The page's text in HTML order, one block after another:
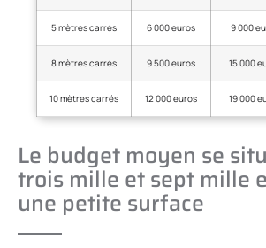
5 mètres carrés 6 000 euros 9 000
8 mètres carrés 9 500 euros 15 000
10 mètres carrés 12 000 euros 19 000
Le budget moyen se
trois mille et sept mille
une petite surface